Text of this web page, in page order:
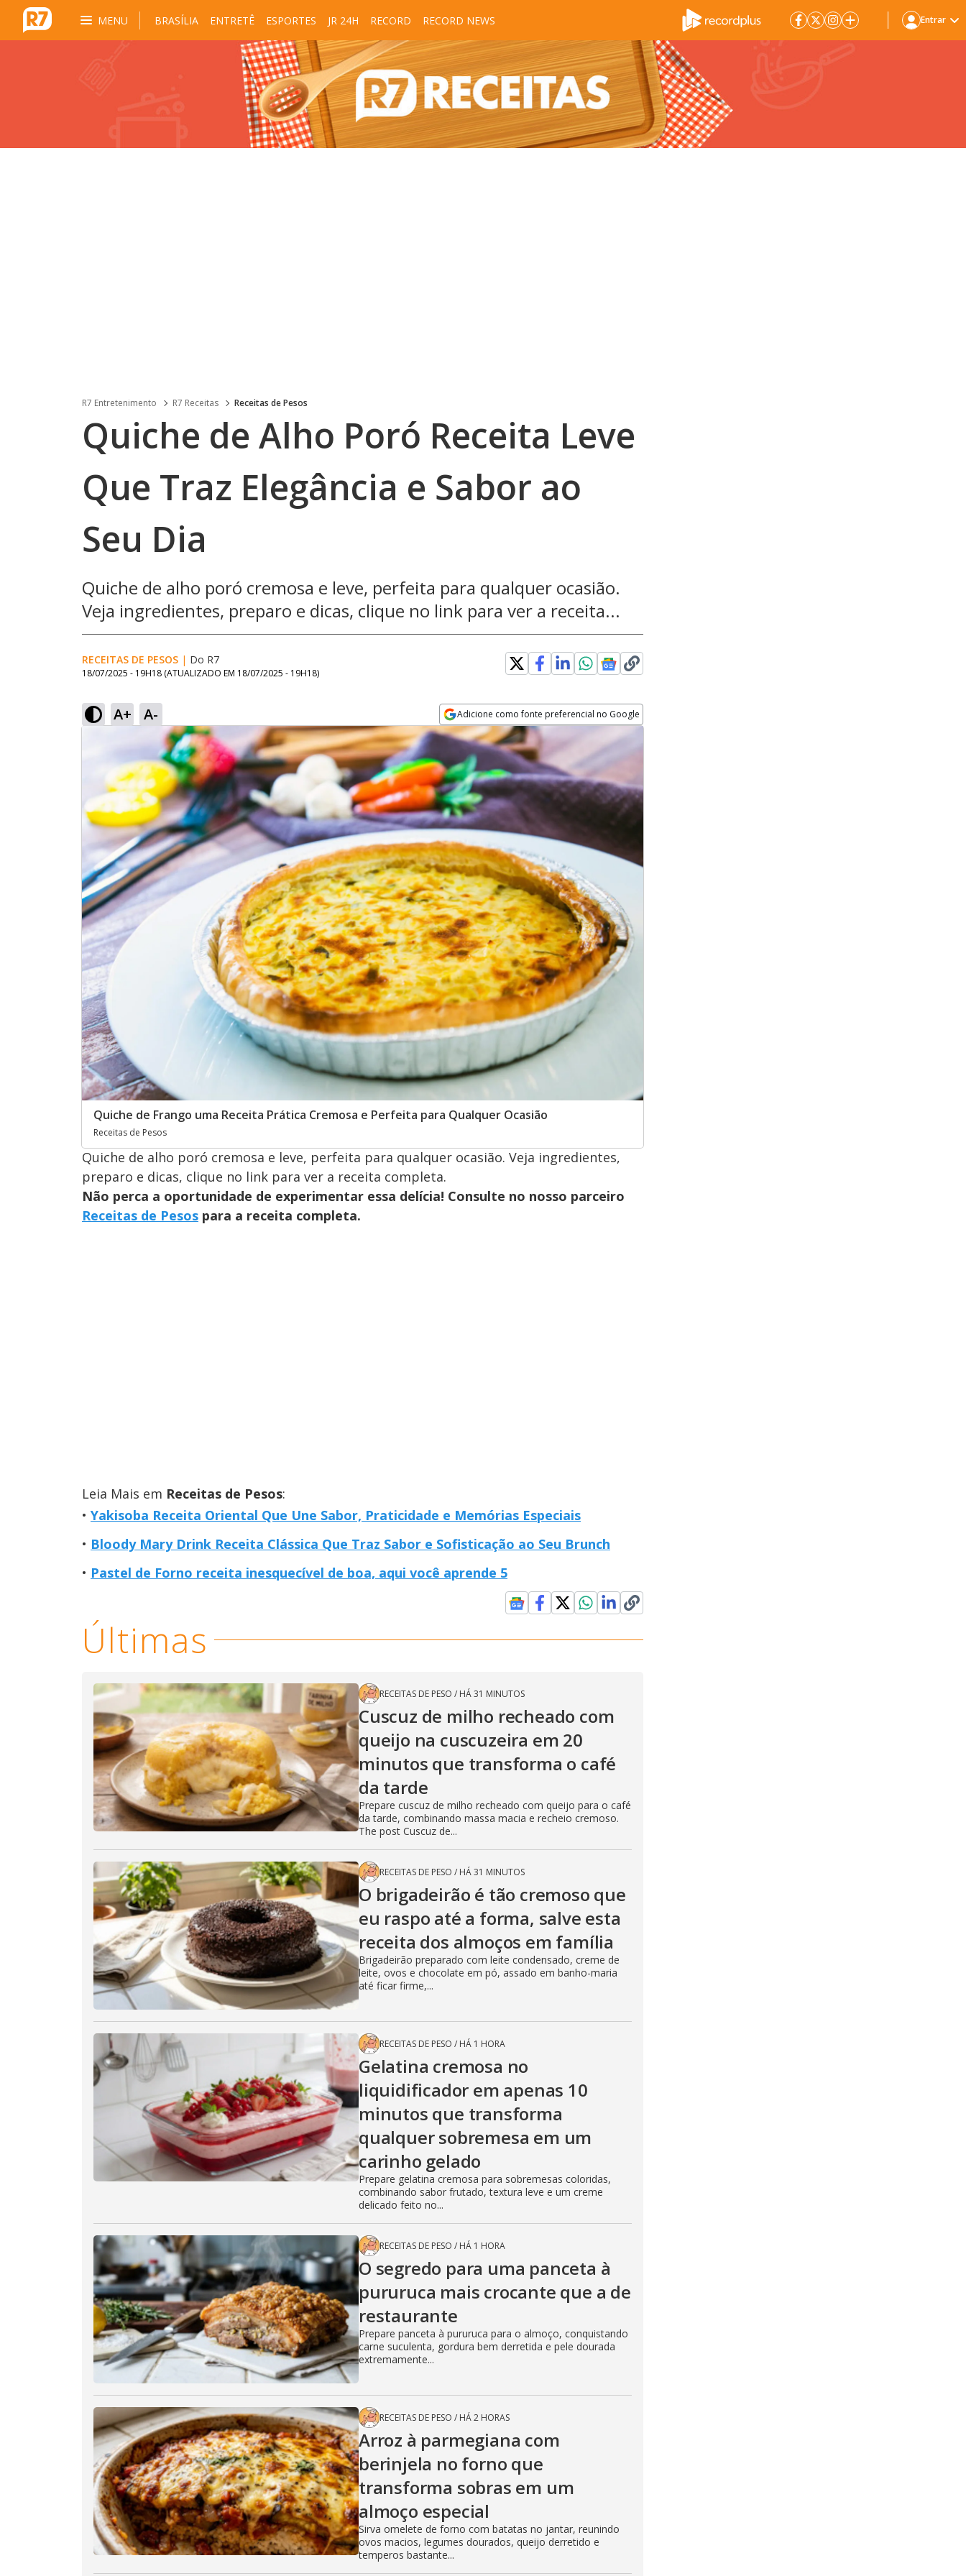
MENU BRASÍLIA ENTRETÊ ESPORTES JR 24H RECORD RECORD NEWS Entrar
R7 Entretenimento R7 Receitas Receitas de Pesos
Quiche de Alho Poró Receita Leve
Que Traz Elegância e Sabor ao
Seu Dia
Quiche de alho poró cremosa e leve, perfeita para qualquer ocasião.
Veja ingredientes, preparo e dicas, clique no link para ver a receita...
RECEITAS DE PESOS | Do R7
18/07/2025 - 19H18 (ATUALIZADO EM 18/07/2025 - 19H18)
A+ A- Adicione como fonte preferencial no Google
Opens in new window
Quiche de Frango uma Receita Prática Cremosa e Perfeita para Qualquer Ocasião
Receitas de Pesos
Quiche de alho poró cremosa e leve, perfeita para qualquer ocasião. Veja ingredientes,
preparo e dicas, clique no link para ver a receita completa.
Não perca a oportunidade de experimentar essa delícia! Consulte no nosso parceiro
Receitas de Pesos para a receita completa.
Leia Mais em Receitas de Pesos:
Yakisoba Receita Oriental Que Une Sabor, Praticidade e Memórias Especiais
Bloody Mary Drink Receita Clássica Que Traz Sabor e Sofisticação ao Seu Brunch
Pastel de Forno receita inesquecível de boa, aqui você aprende 5
Últimas
RECEITAS DE PESO / HÁ 31 MINUTOS
Cuscuz de milho recheado com
queijo na cuscuzeira em 20
minutos que transforma o café
da tarde
Prepare cuscuz de milho recheado com queijo para o café
da tarde, combinando massa macia e recheio cremoso.
The post Cuscuz de...
RECEITAS DE PESO / HÁ 31 MINUTOS
O brigadeirão é tão cremoso que
eu raspo até a forma, salve esta
receita dos almoços em família
Brigadeirão preparado com leite condensado, creme de
leite, ovos e chocolate em pó, assado em banho-maria
até ficar firme,...
RECEITAS DE PESO / HÁ 1 HORA
Gelatina cremosa no
liquidificador em apenas 10
minutos que transforma
qualquer sobremesa em um
carinho gelado
Prepare gelatina cremosa para sobremesas coloridas,
combinando sabor frutado, textura leve e um creme
delicado feito no...
RECEITAS DE PESO / HÁ 1 HORA
O segredo para uma panceta à
pururuca mais crocante que a de
restaurante
Prepare panceta à pururuca para o almoço, conquistando
carne suculenta, gordura bem derretida e pele dourada
extremamente...
RECEITAS DE PESO / HÁ 2 HORAS
Arroz à parmegiana com
berinjela no forno que
transforma sobras em um
almoço especial
Sirva omelete de forno com batatas no jantar, reunindo
ovos macios, legumes dourados, queijo derretido e
temperos bastante...